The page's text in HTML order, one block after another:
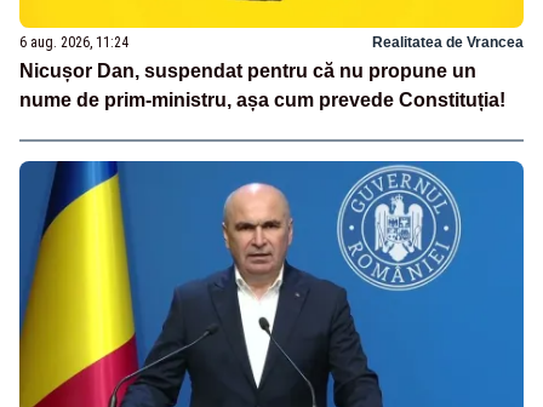
6 aug. 2026, 11:24 Realitatea de Vrancea
Nicușor Dan, suspendat pentru că nu propune un
nume de prim-ministru, așa cum prevede Constituția!